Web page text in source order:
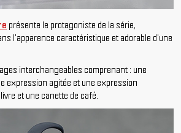
présente le protagoniste de la série,
l'apparence caractéristique et adorable d'une
interchangeables comprenant : une
expression agitée et une expression
et une canette de café.